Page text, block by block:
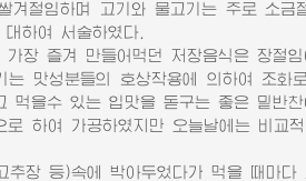
절임하며 고기와 물고기는 주로 소금
하여 서술하였다.
장 즐겨 만들어먹던 저장음식은 장절임
맛성분들의 호상작용에 의하여 조화
먹을수 있는 입맛을 돋구는 좋은 밑반찬
하여 가공하였지만 오늘날에는 비교
등)속에 박아두었다가 먹을 때마다